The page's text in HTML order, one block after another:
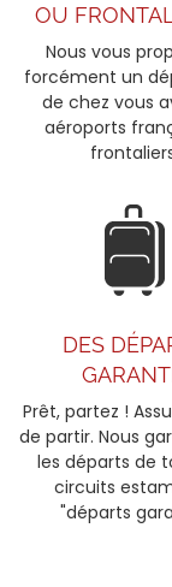
OU
Nous vous
forcément un
de chez vous
aéroports
DES
Prêt, partez !
de partir. Nous
les départs de
circuits
"départs